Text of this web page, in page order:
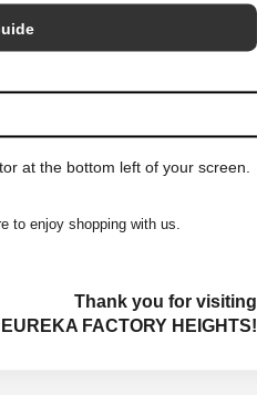
at the bottom left of your screen.
to enjoy shopping with us.
Thank you for visiting
EUREKA FACTORY HEIGHTS!
AURALEE
Super Light Wool Check Shirt